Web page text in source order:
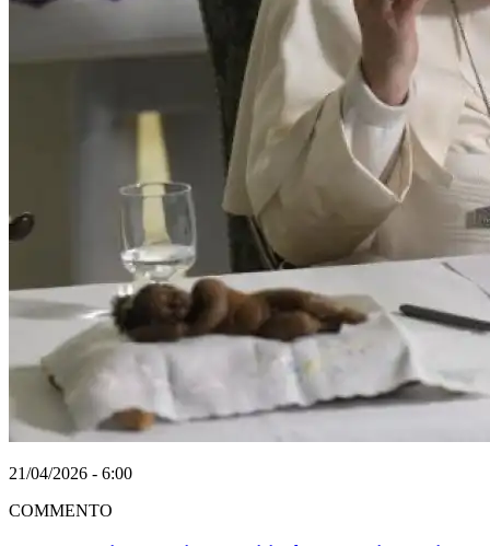
21/04/2026 - 6:00
COMMENTO